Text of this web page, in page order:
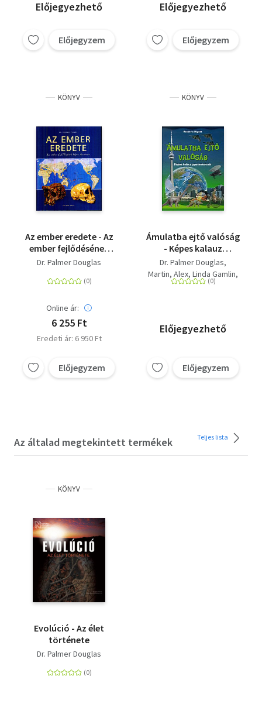
Előjegyezhető
Előjegyzem
Előjegyezhető
Előjegyzem
KÖNYV
Az ember eredete - Az
ember fejlődésének
képes története
Dr. Palmer Douglas
Online ár:
6 255 Ft
Eredeti ár: 6 950 Ft
Előjegyzem
KÖNYV
Ámulatba ejtő valóság
- Képes kalauz
gyermekeknek
Dr. Palmer Douglas
Martin, Alex Linda Gamlin
David Burnie
Előjegyezhető
Előjegyzem
Az általad megtekintett termékek Teljes lista
KÖNYV
Evolúció - Az élet
története
Dr. Palmer Douglas